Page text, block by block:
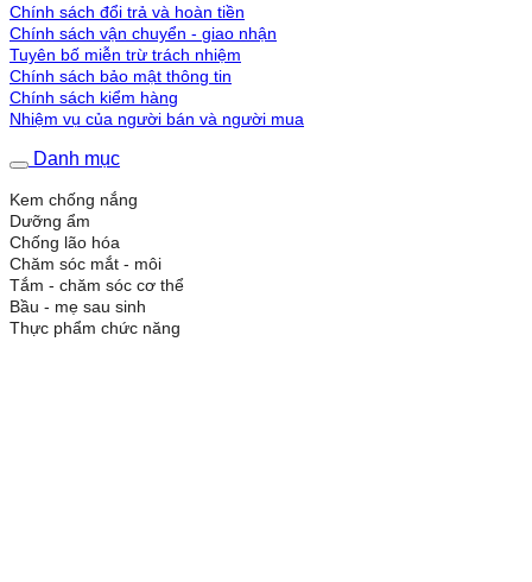
Chính sách đổi trả và hoàn tiền
Chính sách vận chuyển - giao nhận
Tuyên bố miễn trừ trách nhiệm
Chính sách bảo mật thông tin
Chính sách kiểm hàng
Nhiệm vụ của người bán và người mua
Danh mục
Kem chống nắng
Dưỡng ẩm
Chống lão hóa
Chăm sóc mắt - môi
Tắm - chăm sóc cơ thể
Bầu - mẹ sau sinh
Thực phẩm chức năng